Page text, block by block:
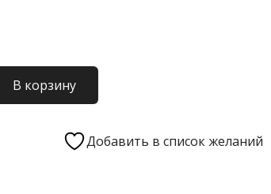
В корзину
Добавить в список желаний